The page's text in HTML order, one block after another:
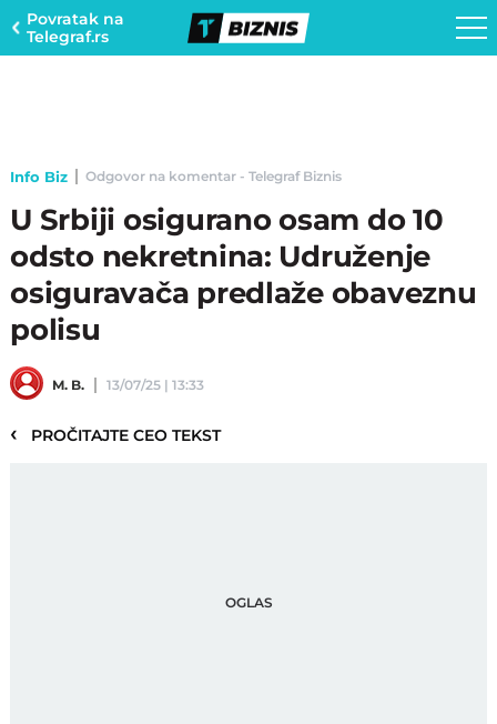
Povratak na
Telegraf.rs
Info Biz Odgovor na komentar - Telegraf Biznis
U Srbiji osigurano osam do 10
odsto nekretnina: Udruženje
osiguravača predlaže obaveznu
polisu
M. B. 13/07/25 | 13:33
‹ PROČITAJTE CEO TEKST